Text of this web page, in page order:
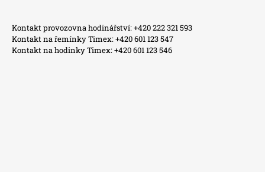
Kontakt provozovna hodinářství: +420 222 321 593
Kontakt na řemínky Timex: +420 601 123 547
Kontakt na hodinky Timex: +420 601 123 546